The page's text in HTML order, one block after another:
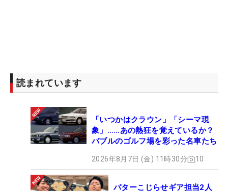
読まれています
「いつかはクラウン」「シーマ現
象」……あの熱狂を覚えているか？
バブルのゴルフ場を彩った名車たち
2026年8月7日 (金) 11時30分 10
パターこじらせギア担当2人